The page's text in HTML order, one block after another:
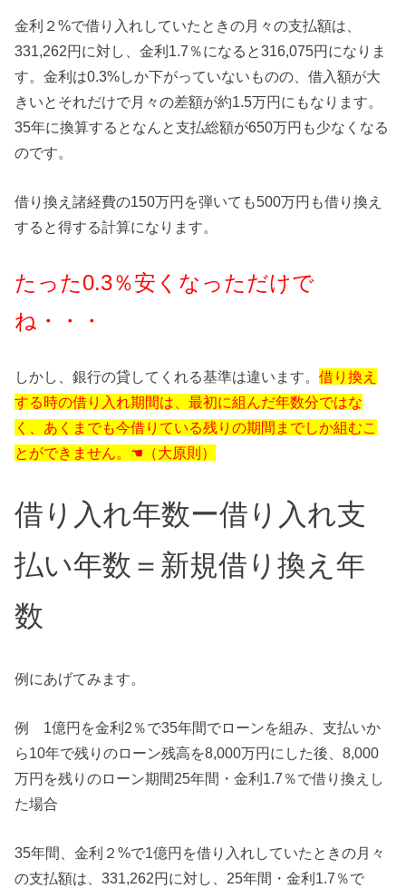
金利２%で借り入れしていたときの月々の支払額は、
331,262円に対し、金利1.7％になると316,075円になりま
す。金利は0.3%しか下がっていないものの、借入額が大
きいとそれだけで月々の差額が約1.5万円にもなります。
35年に換算するとなんと支払総額が650万円も少なくなる
のです。
借り換え諸経費の150万円を弾いても500万円も借り換え
すると得する計算になります。
たった0.3％安くなっただけで
ね・・・
しかし、銀行の貸してくれる基準は違います。借り換え
する時の借り入れ期間は、最初に組んだ年数分ではな
く、あくまでも今借りている残りの期間までしか組むこ
とができません。☚（大原則）
借り入れ年数ー借り入れ支
払い年数＝新規借り換え年
数
例にあげてみます。
例 1億円を金利2％で35年間でローンを組み、支払いか
ら10年で残りのローン残高を8,000万円にした後、8,000
万円を残りのローン期間25年間・金利1.7％で借り換えし
た場合
35年間、金利２%で1億円を借り入れしていたときの月々
の支払額は、331,262円に対し、25年間・金利1.7％で